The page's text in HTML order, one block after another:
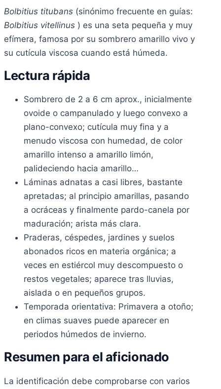
Bolbitius titubans (sinónimo frecuente en guías:
Bolbitius vitellinus ) es una seta pequeña y muy
efímera, famosa por su sombrero amarillo vivo y
su cutícula viscosa cuando está húmeda.
Lectura rápida
Sombrero de 2 a 6 cm aprox., inicialmente
ovoide o campanulado y luego convexo a
plano-convexo; cutícula muy fina y a
menudo viscosa con humedad, de color
amarillo intenso a amarillo limón,
palideciendo hacia amarillo…
Láminas adnatas a casi libres, bastante
apretadas; al principio amarillas, pasando
a ocráceas y finalmente pardo-canela por
maduración; arista más clara.
Praderas, céspedes, jardines y suelos
abonados ricos en materia orgánica; a
veces en estiércol muy descompuesto o
restos vegetales; aparece tras lluvias,
aislada o en pequeños grupos.
Temporada orientativa: Primavera a otoño;
en climas suaves puede aparecer en
periodos húmedos de invierno.
Resumen para el aficionado
La identificación debe comprobarse con varios